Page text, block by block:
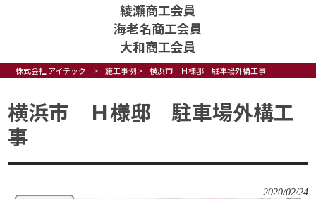
綾瀬商工会員
海老名商工会員
大和商工会員
株式会社 アイテック > 施工事例> 横浜市 Ｈ様邸 駐車場外構工事
横浜市 Ｈ様邸 駐車場外構工
事
2020/02/24